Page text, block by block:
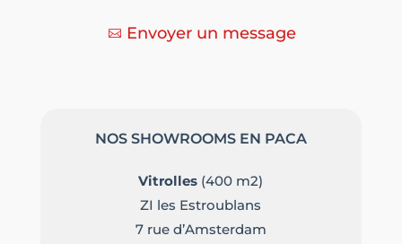
Envoyer un message
NOS SHOWROOMS EN PACA
Vitrolles (400 m2)
ZI les Estroublans
7 rue d’Amsterdam